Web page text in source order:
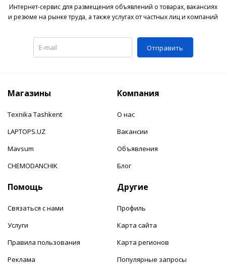
Интернет-сервис для размещения объявлений о товарах, вакансиях
и резюме на рынке труда, а также услугах от частных лиц и компаний
Отправить
Магазины
Texnika Tashkent
LAPTOPS.UZ
Mavsum
CHEMODANCHIK
Компания
О нас
Вакансии
Объявления
Блог
Помощь
Связаться с нами
Услуги
Правила пользования
Реклама
Другие
Профиль
Карта сайта
Карта регионов
Популярные запросы